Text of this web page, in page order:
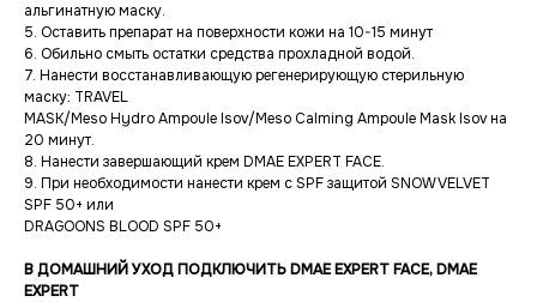
альгинатную маску.
5. Оставить препарат на поверхности кожи на 10-15 минут
6. Обильно смыть остатки средства прохладной водой.
7. Нанести восстанавливающую регенерирующую стерильную
маску: TRAVEL
MASK/Meso Hydro Ampoule Isov/Мeso Calming Ampoule Mask Isov на
20 минут.
8. Нанести завершающий крем DMAE EXPERT FACE.
9. При необходимости нанести крем с SPF защитой SNOW VELVET
SPF 50+ или
DRAGOONS BLOOD SPF 50+
В ДОМАШНИЙ УХОД ПОДКЛЮЧИТЬ DMAE EXPERT FACE, DMAE
EXPERT